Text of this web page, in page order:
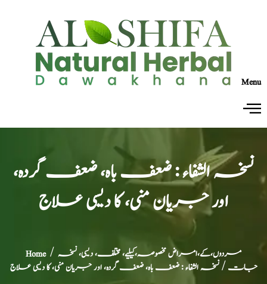
Menu
نسخہ الشفاء : ضعف باہ، ضعف گردہ،
اور جریان منی، کا دیسی علاج
Home/ مردوں،کے،امراض مخصوصہ،کیلیے، مختلف، دیسی، نسخہ
جات / نسخہ الشفاء : ضعف باہ، ضعف گردہ، اور جریان منی، کا دیسی علاج